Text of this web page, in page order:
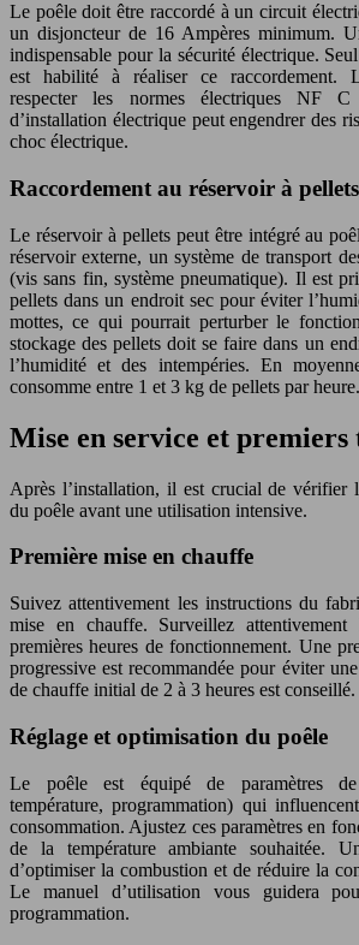
Le poêle doit être raccordé à un circuit
un disjoncteur de 16 Ampères minimum.
indispensable pour la sécurité électrique.
est habilité à réaliser ce raccordement.
respecter les normes électriques NF
d’installation électrique peut engendrer des
choc électrique.
Raccordement au réservoir à pellets
Le réservoir à pellets peut être intégré au
réservoir externe, un système de transport
(vis sans fin, système pneumatique). Il est
pellets dans un endroit sec pour éviter
mottes, ce qui pourrait perturber le
stockage des pellets doit se faire dans un
l’humidité et des intempéries. En
consomme entre 1 et 3 kg de pellets par heure.
Mise en service et premiers
Après l’installation, il est crucial de vérifier
du poêle avant une utilisation intensive.
Première mise en chauffe
Suivez attentivement les instructions du
mise en chauffe. Surveillez
premières heures de fonctionnement. Une
progressive est recommandée pour éviter
de chauffe initial de 2 à 3 heures est conseillé.
Réglage et optimisation du poêle
Le poêle est équipé de paramètres de
température, programmation) qui
consommation. Ajustez ces paramètres en
de la température ambiante souhaitée.
d’optimiser la combustion et de réduire la
Le manuel d’utilisation vous guidera
programmation.